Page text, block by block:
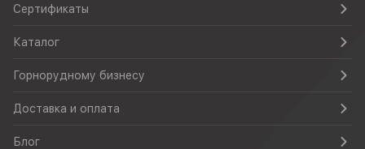
Сертификаты
Каталог
Горнорудному бизнесу
Доставка и оплата
Блог